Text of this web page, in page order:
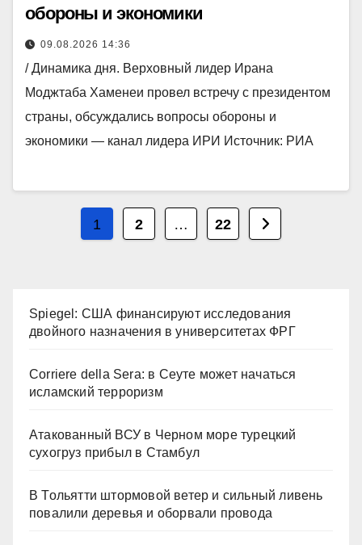
обороны и экономики
09.08.2026 14:36
/ Динамика дня. Верховный лидер Ирана
Моджтаба Хаменеи провел встречу с президентом
страны, обсуждались вопросы обороны и
экономики — канал лидера ИРИ Источник: РИА
Пагинация
1 2 … 22
Spiegel: США финансируют исследования
двойного назначения в университетах ФРГ
Corriere della Sera: в Сеуте может начаться
исламский терроризм
Атакованный ВСУ в Черном море турецкий
сухогруз прибыл в Стамбул
В Тольятти штормовой ветер и сильный ливень
повалили деревья и оборвали провода